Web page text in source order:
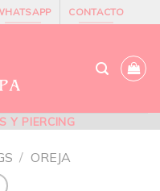
CONTACTO
Y PIERCING
/ OREJA